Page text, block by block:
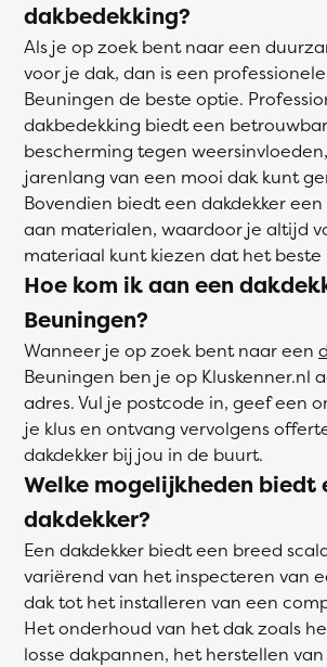
dakbedekking?
Als je op zoek bent naar een
voor je dak, dan is een
Beuningen de beste optie.
dakbedekking biedt een
bescherming tegen
jarenlang van een mooi dak kunt
Bovendien biedt een dakdekker
aan materialen, waardoor je altijd
materiaal kunt kiezen dat het beste
Hoe kom ik aan een
Beuningen?
Wanneer je op zoek bent naar een
Beuningen ben je op Kluskenner.nl
adres. Vul je postcode in, geef een
je klus en ontvang vervolgens
dakdekker bij jou in de buurt.
Welke mogelijkheden biedt
dakdekker?
Een dakdekker biedt een breed
variërend van het inspecteren van
dak tot het installeren van een
Het onderhoud van het dak zoals
losse dakpannen, het herstellen